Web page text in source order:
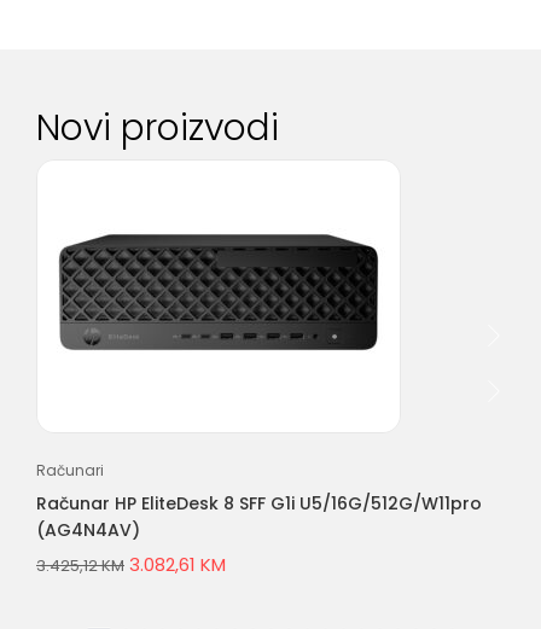
Novi proizvodi
Računari
Računar HP EliteDesk 8 SFF G1i U5/16G/512G/W11pro
(AG4N4AV)
3.425,12KM 3.082,61 KM